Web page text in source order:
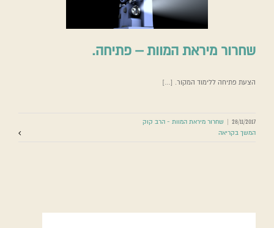
שחרור מיראת המוות – פתיחה.
הצעת פתיחה ללימוד המקור. […]
28/11/2017
| שחרור מיראת המוות - הרב קוק
המשך בקריאה